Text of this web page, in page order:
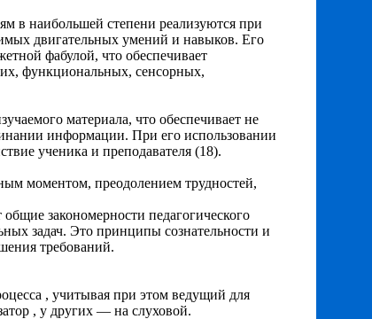
в наибольшей степени реализуются при
двигательных умений и навыков. Его
фабулой, что обеспечивает
функциональных, сенсорных,
материала, что обеспечивает не
информации. При его использовании
ученика и преподавателя (18).
моментом, преодолением трудностей,
закономерности педагогического
задач. Это принципы сознательности и
требований.
, учитывая при этом ведущий для
, у других — на слуховой.